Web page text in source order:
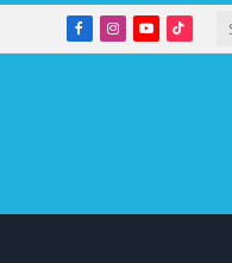
Facebook
Instagram
YouTubeTikTok